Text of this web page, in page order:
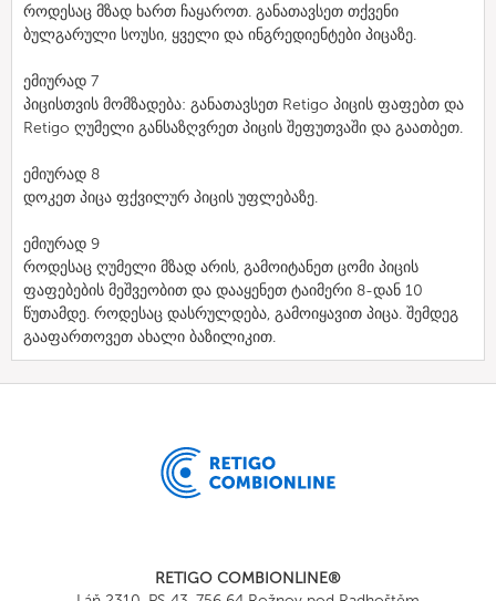
როდესაც მზად ხართ ჩაყაროთ. განათავსეთ თქვენი
ბულგარული სოუსი, ყველი და ინგრედიენტები პიცაზე.
ემიურად 7
პიცისთვის მომზადება: განათავსეთ Retigo პიცის ფაფებთ და
Retigo ღუმელი განსაზღვრეთ პიცის შეფუთვაში და გაათბეთ.
ემიურად 8
დოკეთ პიცა ფქვილურ პიცის უფლებაზე.
ემიურად 9
როდესაც ღუმელი მზად არის, გამოიტანეთ ცომი პიცის
ფაფებების მეშვეობით და დააყენეთ ტაიმერი 8-დან 10
წუთამდე. როდესაც დასრულდება, გამოიყავით პიცა. შემდეგ
გააფართოვეთ ახალი ბაზილიკით.
RETIGO COMBIONLINE®